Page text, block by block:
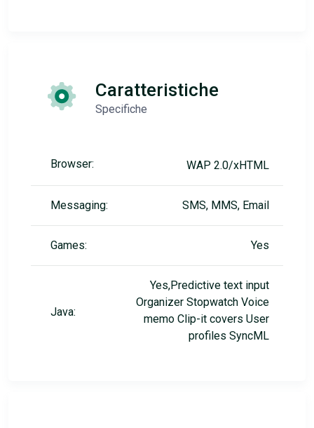
Caratteristiche
Specifiche
Browser: WAP 2.0/xHTML
Messaging: SMS, MMS, Email
Games: Yes
Java:
Yes,Predictive text input
Organizer Stopwatch Voice
memo Clip-it covers User
profiles SyncML